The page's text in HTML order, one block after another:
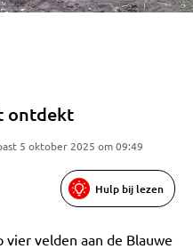
ontdekt
5 oktober 2025 om 09:49
Hulp bij lezen
velden aan de Blauwe